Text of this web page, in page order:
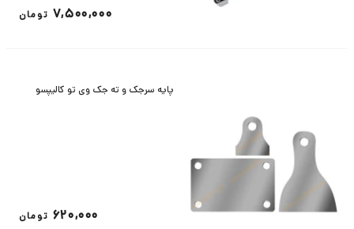
7,500,000 تومان
پایه سرجک و ته جک وی تو کالیپسو
620,000 تومان